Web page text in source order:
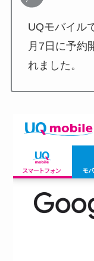
UQモバイル
月7日に予約
れました。